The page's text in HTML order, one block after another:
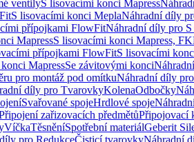
ventilyS lisovacími konci Mapress
S lisovacími konci MeplaNáhradní díly
přípojkami FlowFitNáhradní díly pro
MapressS lisovacími konci Mapress,
přípojkami FlowFitS lisovacími
MapressSe závitovými konci
pro montáž pod omítkuNáhradní díly
díly pro TvarovkyKolenaOdbočky
Svařované spojeHrdlové spoje
zařizovacích předmětůPřipojovací
VíčkaTěsněníSpotřební materiálGeberit
pro RedukceČisticí tvarovkyNáhradní